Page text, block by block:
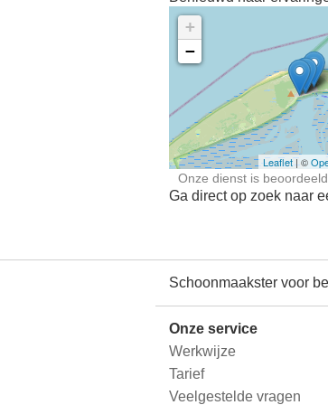
Ontdek meer
jou in de
+
−
Leaflet| ©
Onze dienst is
Ga direct op zoek naar
Schoonmaakster voor
Onze service
Werkwijze
Tarief
Veelgestelde vragen